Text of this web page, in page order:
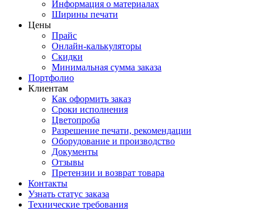
Информация о материалах
Ширины печати
Цены
Прайс
Онлайн-калькуляторы
Скидки
Минимальная сумма заказа
Портфолио
Клиентам
Как оформить заказ
Сроки исполнения
Цветопроба
Разрешение печати, рекомендации
Оборудование и производство
Документы
Отзывы
Претензии и возврат товара
Контакты
Узнать статус заказа
Технические требования